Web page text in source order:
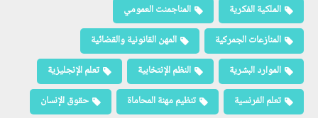
الملكية الفكرية
المناجمنت العمومي
المنازعات الجمركية
المهن القانونية والقضائية
الموارد البشرية
النظم الإنتخابية
تعلم الإنجليزية
تعلم الفرنسية
تنظيم مهنة المحاماة حقوق الإنسان